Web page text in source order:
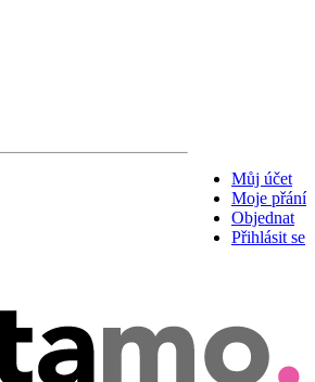
Můj účet
Moje přání
Objednat
Přihlásit se